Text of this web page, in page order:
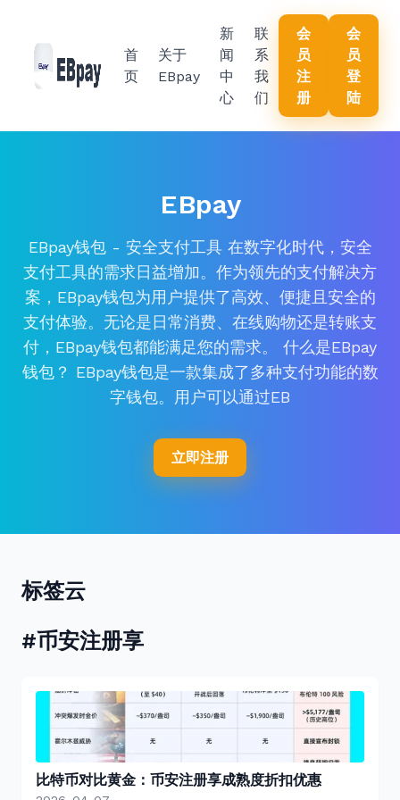
首
页
关于
EBpay
新
闻
中
心
联
系
我
们
会
员
注
册
会
员
登
陆
EBpay
EBpay钱包 - 安全支付工具 在数字化时代，安全
支付工具的需求日益增加。作为领先的支付解决方
案，EBpay钱包为用户提供了高效、便捷且安全的
支付体验。无论是日常消费、在线购物还是转账支
付，EBpay钱包都能满足您的需求。 什么是EBpay
钱包？ EBpay钱包是一款集成了多种支付功能的数
字钱包。用户可以通过EB
立即注册
标签云
#币安注册享
比特币对比黄金：币安注册享成熟度折扣优惠